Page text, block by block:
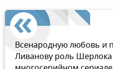
Всенародную любовь и
Ливанову роль